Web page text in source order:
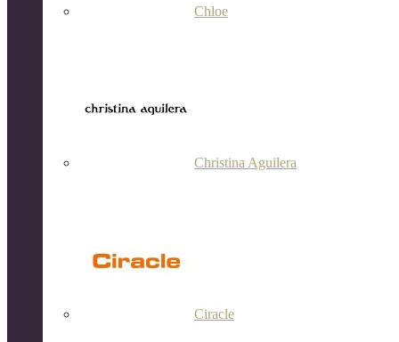
Chloe
Christina Aguilera
Ciracle